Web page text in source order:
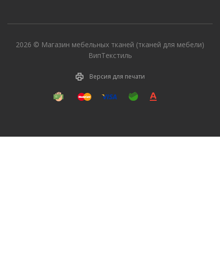
2026 © Магазин мебельных тканей (тканей для мебели)
ВипТекстиль
Версия для печати